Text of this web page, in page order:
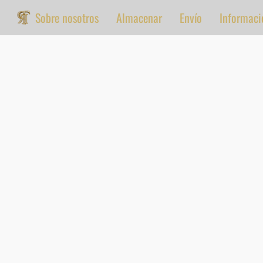
Sobre nosotros Almacenar Envío